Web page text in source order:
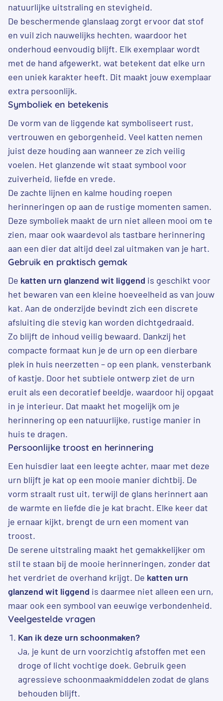
natuurlijke uitstraling en stevigheid.
De beschermende glanslaag zorgt ervoor dat stof
en vuil zich nauwelijks hechten, waardoor het
onderhoud eenvoudig blijft. Elk exemplaar wordt
met de hand afgewerkt, wat betekent dat elke urn
een uniek karakter heeft. Dit maakt jouw exemplaar
extra persoonlijk.
Symboliek en betekenis
De vorm van de liggende kat symboliseert rust,
vertrouwen en geborgenheid. Veel katten nemen
juist deze houding aan wanneer ze zich veilig
voelen. Het glanzende wit staat symbool voor
zuiverheid, liefde en vrede.
De zachte lijnen en kalme houding roepen
herinneringen op aan de rustige momenten samen.
Deze symboliek maakt de urn niet alleen mooi om te
zien, maar ook waardevol als tastbare herinnering
aan een dier dat altijd deel zal uitmaken van je hart.
Gebruik en praktisch gemak
De katten urn glanzend wit liggend is geschikt voor
het bewaren van een kleine hoeveelheid as van jouw
kat. Aan de onderzijde bevindt zich een discrete
afsluiting die stevig kan worden dichtgedraaid.
Zo blijft de inhoud veilig bewaard. Dankzij het
compacte formaat kun je de urn op een dierbare
plek in huis neerzetten – op een plank, vensterbank
of kastje. Door het subtiele ontwerp ziet de urn
eruit als een decoratief beeldje, waardoor hij opgaat
in je interieur. Dat maakt het mogelijk om je
herinnering op een natuurlijke, rustige manier in
huis te dragen.
Persoonlijke troost en herinnering
Een huisdier laat een leegte achter, maar met deze
urn blijft je kat op een mooie manier dichtbij. De
vorm straalt rust uit, terwijl de glans herinnert aan
de warmte en liefde die je kat bracht. Elke keer dat
je ernaar kijkt, brengt de urn een moment van
troost.
De serene uitstraling maakt het gemakkelijker om
stil te staan bij de mooie herinneringen, zonder dat
het verdriet de overhand krijgt. De katten urn
glanzend wit liggend is daarmee niet alleen een urn,
maar ook een symbool van eeuwige verbondenheid.
Veelgestelde vragen
Kan ik deze urn schoonmaken?
Ja, je kunt de urn voorzichtig afstoffen met een
droge of licht vochtige doek. Gebruik geen
agressieve schoonmaakmiddelen zodat de glans
behouden blijft.